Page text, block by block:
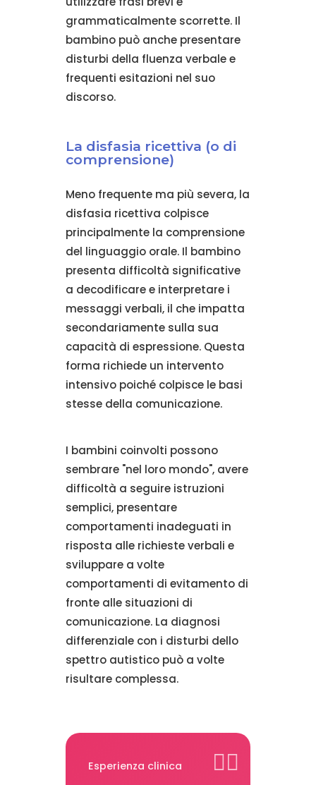
grammaticalmente scorrette. Il
bambino può anche presentare
disturbi della fluenza verbale e
frequenti esitazioni nel suo
discorso.
La disfasia ricettiva (o di
comprensione)
Meno frequente ma più severa, la
disfasia ricettiva colpisce
principalmente la comprensione
del linguaggio orale. Il bambino
presenta difficoltà significative
a decodificare e interpretare i
messaggi verbali, il che impatta
secondariamente sulla sua
capacità di espressione. Questa
forma richiede un intervento
intensivo poiché colpisce le basi
stesse della comunicazione.
I bambini coinvolti possono
sembrare "nel loro mondo", avere
difficoltà a seguire istruzioni
semplici, presentare
comportamenti inadeguati in
risposta alle richieste verbali e
sviluppare a volte
comportamenti di evitamento di
fronte alle situazioni di
comunicazione. La diagnosi
differenziale con i disturbi dello
spettro autistico può a volte
risultare complessa.
Esperienza clinica